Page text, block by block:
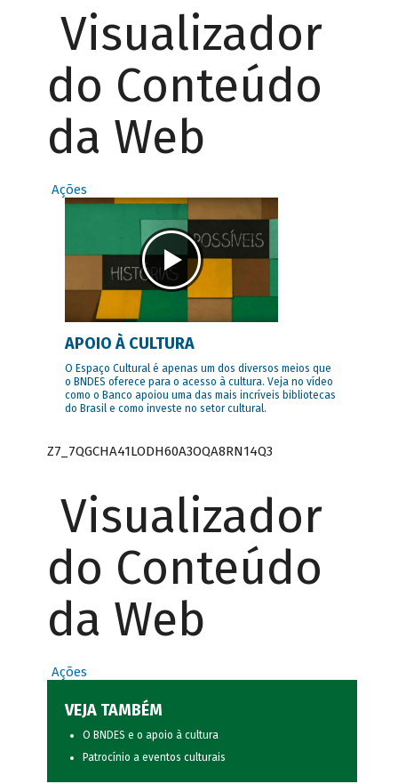
Visualizador
do Conteúdo
da Web
Ações
APOIO À CULTURA
O Espaço Cultural é apenas um dos diversos meios que
o BNDES oferece para o acesso à cultura. Veja no vídeo
como o Banco apoiou uma das mais incríveis bibliotecas
do Brasil e como investe no setor cultural.
Z7_7QGCHA41LODH60A3OQA8RN14Q3
Visualizador
do Conteúdo
da Web
Ações
VEJA TAMBÉM
O BNDES e o apoio à cultura
Patrocínio a eventos culturais